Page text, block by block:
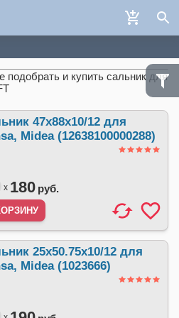
и купить сальник для
47x88x10/12 для
Midea (12638100000288)
x 180 руб.
25x50.75x10/12 для
Midea (1023666)